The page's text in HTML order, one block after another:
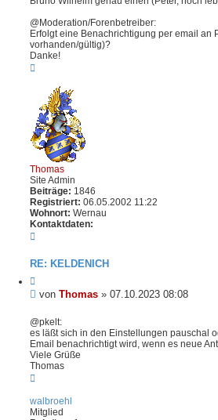
@Moderation/Forenbetreiber:
Erfolgt eine Benachrichtigung per email an
vorhanden/gültig)?
Danke!
o
b
e
n
Thomas
Site Admin
Beiträge: 1846
Registriert: 06.05.2002 11:22
Wohnort: Wernau
Kontaktdaten:
t
k
t
a
t
e
n
v
T
h
RE: KELDENICH
i
t
e
r
e
n
B
i
t
r
a
von Thomas » 07.10.2023 08:08
@pkelt:
es läßt sich in den Einstellungen pauschal
Email benachrichtigt wird, wenn es neue
Viele Grüße
Thomas
c
h
walbroehl
Mitglied